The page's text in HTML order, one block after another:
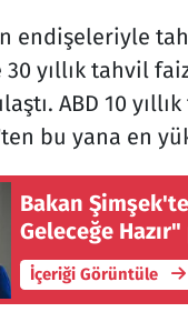
endişeleriyle
30 yıllık tahvil
ABD 10
bu yana en
Bakan
Geleceğe Hazır"
İçeriği Görüntüle